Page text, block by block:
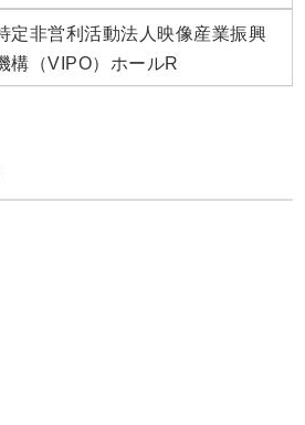
定非営利活動法人映像産業振興
構（VIPO）ホールR